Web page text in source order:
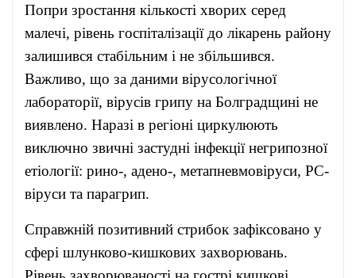
Попри зростання кількості хворих серед
малечі, рівень госпіталізації до лікарень району
залишився стабільним і не збільшився.
Важливо, що за даними вірусологічної
лабораторії, вірусів грипу на Болградщині не
виявлено. Наразі в регіоні циркулюють
виключно звичні застудні інфекції негрипозної
етіології: рино-, адено-, метапневмовіруси, РС-
віруси та парагрип.
Справжній позитивний стрибок зафіксовано у
сфері шлунково-кишкових захворювань.